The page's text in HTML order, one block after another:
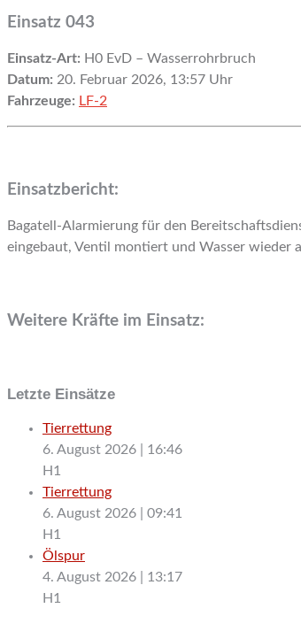
Einsatz 043
Einsatz-Art: H0 EvD – Wasserrohrbruch
Datum: 20. Februar 2026, 13:57 Uhr
Fahrzeuge: LF-2
Einsatzbericht:
Bagatell-Alarmierung für den
eingebaut, Ventil montiert und Wasser wieder
Weitere Kräfte im Einsatz:
Letzte Einsätze
Tierrettung
6. August 2026
16:46
H1
Tierrettung
6. August 2026
09:41
H1
Ölspur
4. August 2026
13:17
H1